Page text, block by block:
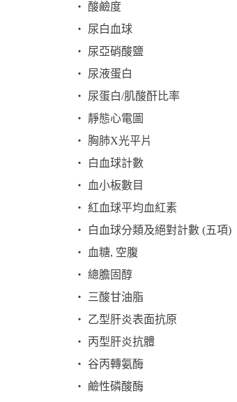
‧ 酸鹼度
‧ 尿白血球
‧ 尿亞硝酸鹽
‧ 尿液蛋白
‧ 尿蛋白/肌酸酐比率
‧ 靜態心電圖
‧ 胸肺X光平片
‧ 白血球計數
‧ 血小板數目
‧ 紅血球平均血紅素
‧ 白血球分類及絕對計數 (五項)
‧ 血糖, 空腹
‧ 總膽固醇
‧ 三酸甘油脂
‧ 乙型肝炎表面抗原
‧ 丙型肝炎抗體
‧ 谷丙轉氨酶
‧ 鹼性磷酸酶